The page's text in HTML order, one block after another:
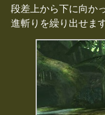
段差上から下に向か
進斬りを繰り出せます